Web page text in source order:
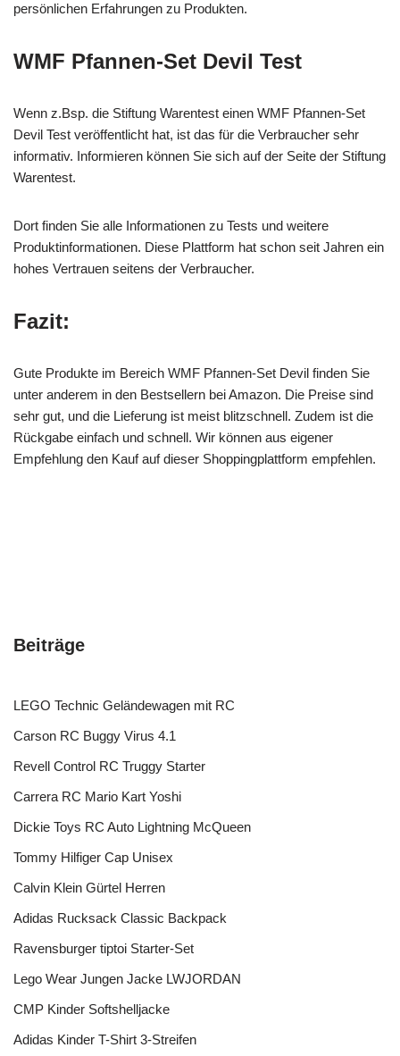
persönlichen Erfahrungen zu Produkten.
WMF Pfannen-Set Devil Test
Wenn z.Bsp. die Stiftung Warentest einen WMF Pfannen-Set
Devil Test veröffentlicht hat, ist das für die Verbraucher sehr
informativ. Informieren können Sie sich auf der Seite der Stiftung
Warentest.
Dort finden Sie alle Informationen zu Tests und weitere
Produktinformationen. Diese Plattform hat schon seit Jahren ein
hohes Vertrauen seitens der Verbraucher.
Fazit:
Gute Produkte im Bereich WMF Pfannen-Set Devil finden Sie
unter anderem in den Bestsellern bei Amazon. Die Preise sind
sehr gut, und die Lieferung ist meist blitzschnell. Zudem ist die
Rückgabe einfach und schnell. Wir können aus eigener
Empfehlung den Kauf auf dieser Shoppingplattform empfehlen.
Beiträge
LEGO Technic Geländewagen mit RC
Carson RC Buggy Virus 4.1
Revell Control RC Truggy Starter
Carrera RC Mario Kart Yoshi
Dickie Toys RC Auto Lightning McQueen
Tommy Hilfiger Cap Unisex
Calvin Klein Gürtel Herren
Adidas Rucksack Classic Backpack
Ravensburger tiptoi Starter-Set
Lego Wear Jungen Jacke LWJORDAN
CMP Kinder Softshelljacke
Adidas Kinder T-Shirt 3-Streifen